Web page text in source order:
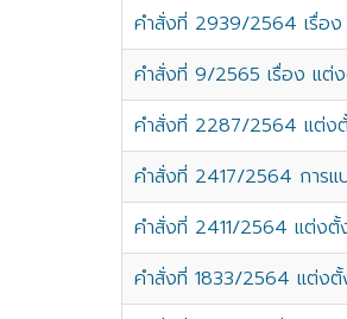
คำสั่งที่ 2939/2564 เรื่อง
คำสั่งที่ 9/2565 เรื่อง แต่
คำสั่งที่ 2287/2564 แต่งตั้
คำสั่งที่ 2417/2564 การแ
คำสั่งที่ 2411/2564 แต่งตั้
คำสั่งที่ 1833/2564 แต่งตั้